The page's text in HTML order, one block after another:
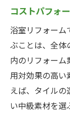
コストパフォ
浴室リフォーム
ぶことは、全体
内のリフォーム
用対効果の高い
えば、タイルの
い中級素材を選